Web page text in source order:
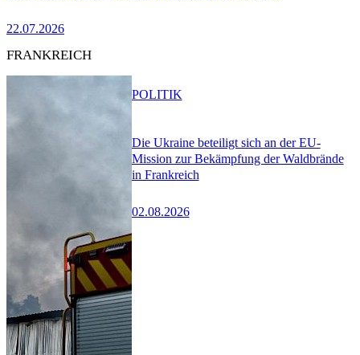
22.07.2026
FRANKREICH
Die Ukraine beteiligt sich an der EU-
Mission zur Bekämpfung der Waldbrände
in Frankreich
02.08.2026
POLITIK